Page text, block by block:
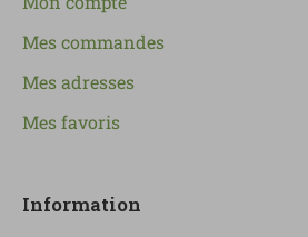
Mes commandes
Mes adresses
Mes favoris
Information